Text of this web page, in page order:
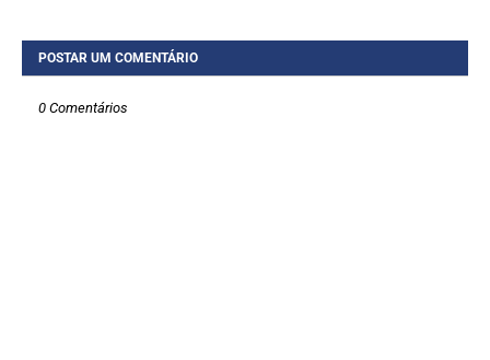
POSTAR UM COMENTÁRIO
0 Comentários